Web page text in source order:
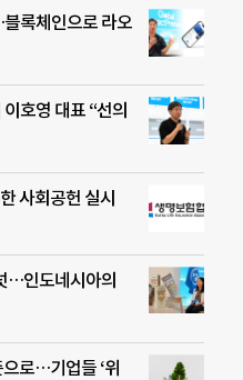
록체인으로 라오
호영 대표 “선의
사회공헌 실시
…인도네시아의
로…기업들 ‘위